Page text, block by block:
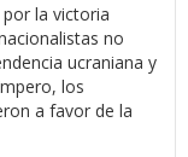
la victoria
no
ucraniana y
los
a favor de la